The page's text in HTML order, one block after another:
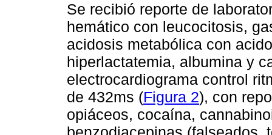
Se recibió reporte de
hemático con leucocitosis,
acidosis metabólica con
hiperlactatemia, albumina y
electrocardiograma control
de 432ms (Figura 2), con
opiáceos, cocaína,